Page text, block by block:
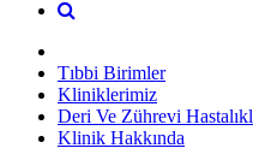
Tıbbi Birimler
Kliniklerimiz
Deri Ve Zührevi
Klinik Hakkında